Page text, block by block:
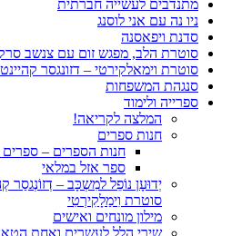
מתנדבים לעשייה חברתית
ניו נה עם אני לוסנג
סדנת ויפאסנה
סוטרת הלב, מפגש זום עם צנשב
סוטרת וימאלקירטי – דזונגסר
סנגהת המשפחות
ספרייה ולימוד
המלצה לקריאה!
חנות ספרים
חנות הספרים –
ספר אזל במלאי
יְדוּעָן נוֹפֵל למִשְכָּב – דְזוֹנְגסַר
סוטרת וִימַלָקִירְטִי
מילון מונחים ואישים
שירי הלל לעשרים ואחת